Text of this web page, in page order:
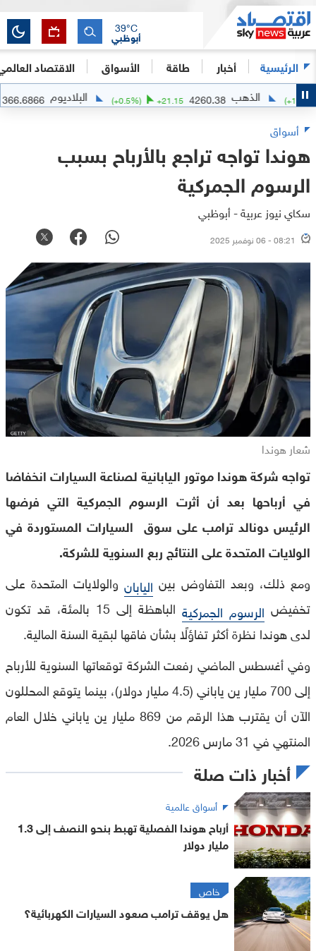
الرئيسية أخبار طاقة الأسواق الاقتصاد
أبوظبي
39°C
الذهب 4260.38
+21.15
( +0.5%) البلاديوم 1366.6866
-4.21
أسواق
هوندا تواجه تراجع بالأرباح بسبب
الرسوم الجمركية
سكاي نيوز عربية - أبوظبي
08:21 - 06 نوفمبر 2025
شعار هوندا
تواجه شركة هوندا موتور اليابانية لصناعة السيارات انخفاضا
في أرباحها بعد أن أثرت الرسوم الجمركية التي فرضها
الرئيس دونالد ترامب على سوق السيارات المستوردة في
الولايات المتحدة على النتائج ربع السنوية للشركة.
ومع ذلك، وبعد التفاوض بين اليابان والولايات المتحدة على
تخفيض الرسوم الجمركية
الباهظة إلى 15 بالمئة، قد تكون
لدى هوندا نظرة أكثر تفاؤلًا بشأن فاقها لبقية السنة المالية.
وفي أغسطس الماضي رفعت الشركة توقعاتها السنوية للأرباح
إلى 700 مليار ين ياباني (4.5 مليار دولار)، بينما يتوقع المحللون
الآن أن يقترب هذا الرقم من 869 مليار ين ياباني خلال العام
المنتهي في 31 مارس 2026.
أخبار ذات صلة
أسواق عالمية
أرباح هوندا الفصلية تهبط بنحو النصف إلى 1.3
مليار دولار
خاص
هل يوقف ترامب صعود السيارات الكهربائية؟